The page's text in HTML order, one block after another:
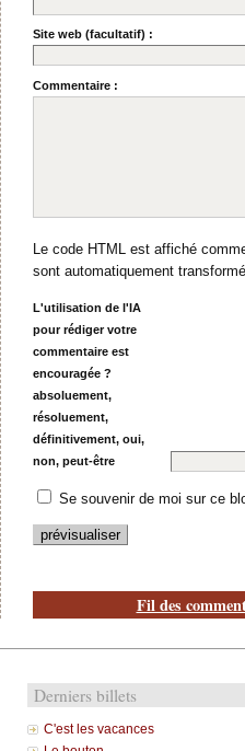
Site web (facultatif) :
Commentaire :
Le code HTML est affiché
sont automatiquement
L'utilisation de l'IA
pour rédiger votre
commentaire est
encouragée ?
absoluement,
résoluement,
définitivement, oui,
non, peut-être
Se souvenir de moi sur ce
Fil des
Derniers billets
C'est les vacances